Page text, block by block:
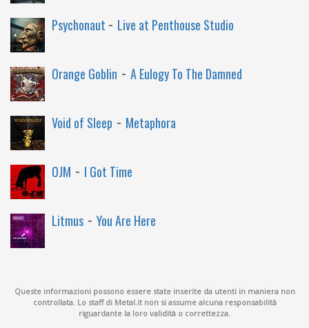
Psychonaut - Live at Penthouse Studio
Orange Goblin - A Eulogy To The Damned
Void of Sleep - Metaphora
OJM - I Got Time
Litmus - You Are Here
Queste informazioni possono essere state inserite da utenti in maniera non
controllata. Lo staff di Metal.it non si assume alcuna responsabilità
riguardante la loro validità o correttezza.